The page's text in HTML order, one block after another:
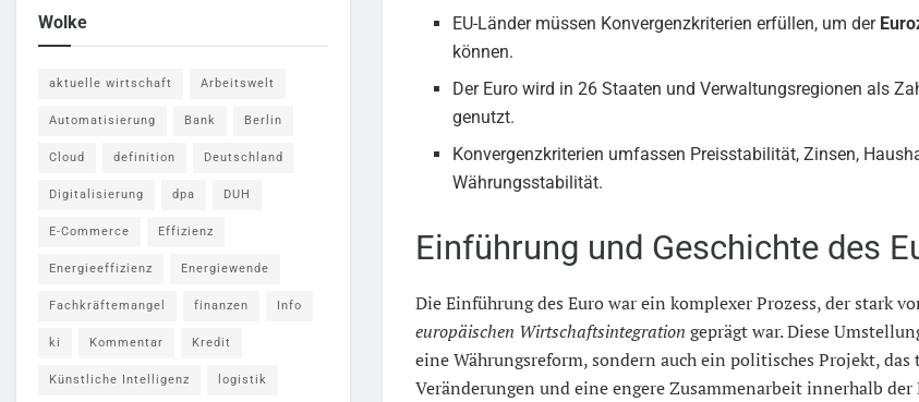
EU-Länder müssen Konvergenzkriterien erfüllen, um der
können.
Der Euro wird in 26 Staaten und Verwaltungsregionen als
genutzt.
Konvergenzkriterien umfassen Preisstabilität, Zinsen,
Währungsstabilität.
Einführung und Geschichte des
Die Einführung des Euro war ein komplexer Prozess, der stark
europäischen Wirtschaftsintegration geprägt war. Diese
eine Währungsreform, sondern auch ein politisches Projekt, das
Veränderungen und eine engere Zusammenarbeit innerhalb der
Wolke
aktuelle wirtschaft Arbeitswelt
Automatisierung Bank Berlin
Cloud definition Deutschland
Digitalisierung dpa DUH
E-Commerce Effizienz
Energieeffizienz Energiewende
Fachkräftemangel finanzen Info
ki Kommentar Kredit
Künstliche Intelligenz logistik